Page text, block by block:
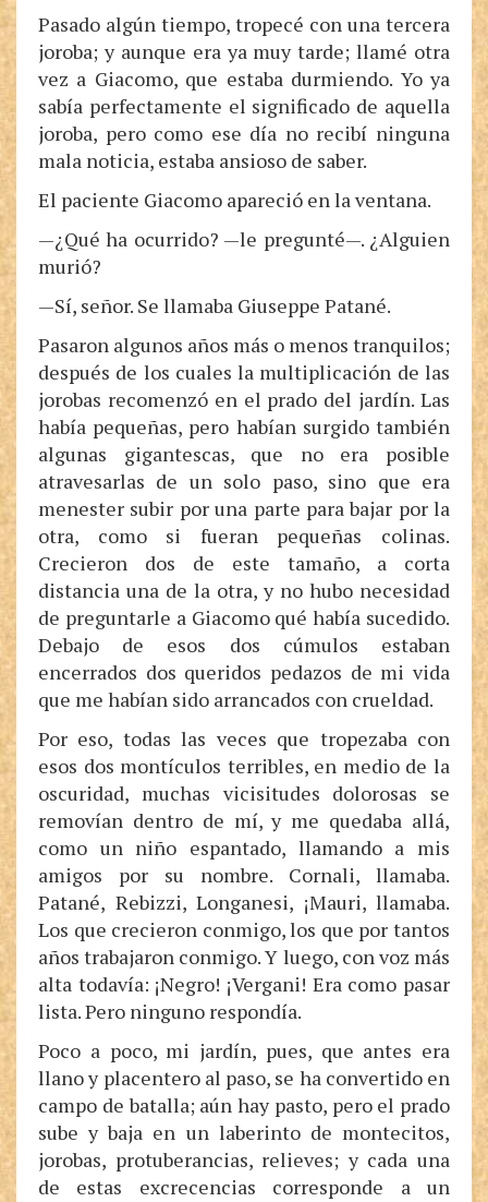
Pasado algún tiempo, tropecé con una tercera
joroba; y aunque era ya muy tarde; llamé otra
vez a Giacomo, que estaba durmiendo. Yo ya
sabía perfectamente el significado de aquella
joroba, pero como ese día no recibí ninguna
mala noticia, estaba ansioso de saber.
El paciente Giacomo apareció en la ventana.
—¿Qué ha ocurrido? —le pregunté—. ¿Alguien
murió?
—Sí, señor. Se llamaba Giuseppe Patané.
Pasaron algunos años más o menos tranquilos;
después de los cuales la multiplicación de las
jorobas recomenzó en el prado del jardín. Las
había pequeñas, pero habían surgido también
algunas gigantescas, que no era posible
atravesarlas de un solo paso, sino que era
menester subir por una parte para bajar por la
otra, como si fueran pequeñas colinas.
Crecieron dos de este tamaño, a corta
distancia una de la otra, y no hubo necesidad
de preguntarle a Giacomo qué había sucedido.
Debajo de esos dos cúmulos estaban
encerrados dos queridos pedazos de mi vida
que me habían sido arrancados con crueldad.
Por eso, todas las veces que tropezaba con
esos dos montículos terribles, en medio de la
oscuridad, muchas vicisitudes dolorosas se
removían dentro de mí, y me quedaba allá,
como un niño espantado, llamando a mis
amigos por su nombre. Cornali, llamaba.
Patané, Rebizzi, Longanesi, ¡Mauri, llamaba.
Los que crecieron conmigo, los que por tantos
años trabajaron conmigo. Y luego, con voz más
alta todavía: ¡Negro! ¡Vergani! Era como pasar
lista. Pero ninguno respondía.
Poco a poco, mi jardín, pues, que antes era
llano y placentero al paso, se ha convertido en
campo de batalla; aún hay pasto, pero el prado
sube y baja en un laberinto de montecitos,
jorobas, protuberancias, relieves; y cada una
de estas excrecencias corresponde a un